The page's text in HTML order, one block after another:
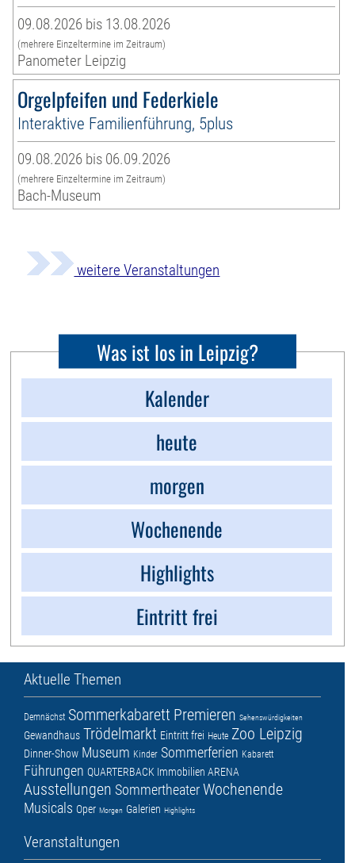
09.08.2026 bis 13.08.2026
(mehrere Einzeltermine im Zeitraum)
Panometer Leipzig
Orgelpfeifen und Federkiele
Interaktive Familienführung, 5plus
09.08.2026 bis 06.09.2026
(mehrere Einzeltermine im Zeitraum)
Bach-Museum
weitere Veranstaltungen
Was ist los in Leipzig?
Kalender
heute
morgen
Wochenende
Highlights
Eintritt frei
Aktuelle Themen
Demnächst Sommerkabarett Premieren Sehenswürdigkeiten
Gewandhaus Trödelmarkt Eintritt frei Heute Zoo Leipzig
Dinner-Show Museum Kinder Sommerferien Kabarett
Führungen QUARTERBACK Immobilien ARENA
Ausstellungen SommertheaterWochenende
Musicals Oper Morgen Galerien Highlights
Veranstaltungen